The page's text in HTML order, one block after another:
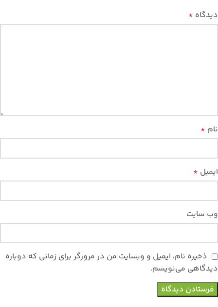
دیدگاه *
نام *
ایمیل *
وب‌ سایت
ذخیره نام، ایمیل و وبسایت من در مرورگر برای زمانی که دوباره
دیدگاهی می‌نویسم.